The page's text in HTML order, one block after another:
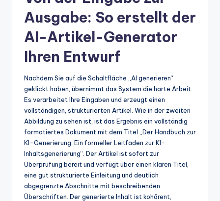
Ausgabe: So erstellt der
AI-Artikel-Generator
Ihren Entwurf
Nachdem Sie auf die Schaltfläche „AI generieren“
geklickt haben, übernimmt das System die harte Arbeit.
Es verarbeitet Ihre Eingaben und erzeugt einen
vollständigen, strukturierten Artikel. Wie in der zweiten
Abbildung zu sehen ist, ist das Ergebnis ein vollständig
formatiertes Dokument mit dem Titel „Der Handbuch zur
KI-Generierung: Ein formeller Leitfaden zur KI-
Inhaltsgenerierung“. Der Artikel ist sofort zur
Überprüfung bereit und verfügt über einen klaren Titel,
eine gut strukturierte Einleitung und deutlich
abgegrenzte Abschnitte mit beschreibenden
Überschriften. Der generierte Inhalt ist kohärent,